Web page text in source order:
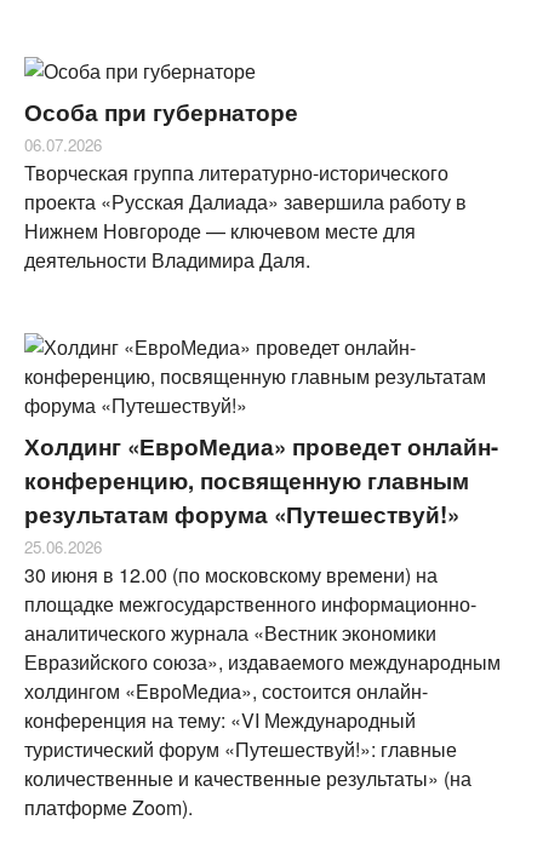
Особа при губернаторе
06.07.2026
Творческая группа литературно-исторического
проекта «Русская Далиада» завершила работу в
Нижнем Новгороде — ключевом месте для
деятельности Владимира Даля.
Холдинг «ЕвроМедиа» проведет онлайн-
конференцию, посвященную главным
результатам форума «Путешествуй!»
25.06.2026
30 июня в 12.00 (по московскому времени) на
площадке межгосударственного информационно-
аналитического журнала «Вестник экономики
Евразийского союза», издаваемого международным
холдингом «ЕвроМедиа», состоится онлайн-
конференция на тему: «VI Международный
туристический форум «Путешествуй!»: главные
количественные и качественные результаты» (на
платформе Zoom).